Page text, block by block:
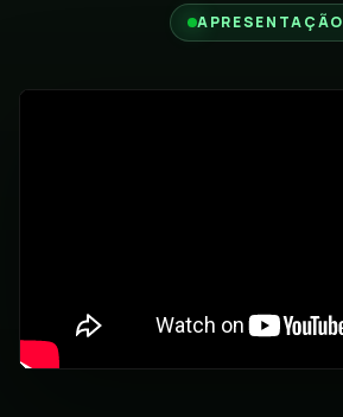
APRESENTAÇÃO